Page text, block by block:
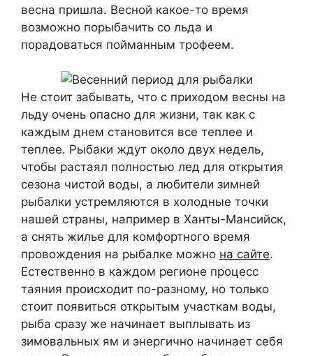
весна пришла. Весной какое-то время
возможно порыбачить со льда и
порадоваться пойманным трофеем.
Не стоит забывать, что с приходом весны на
льду очень опасно для жизни, так как с
каждым днем становится все теплее и
теплее. Рыбаки ждут около двух недель,
чтобы растаял полностью лед для открытия
сезона чистой воды, а любители зимней
рыбалки устремляются в холодные точки
нашей страны, например в Ханты-Мансийск,
а снять жилье для комфортного время
провождения на рыбалке можно на сайте.
Естественно в каждом регионе процесс
таяния происходит по-разному, но только
стоит появиться открытым участкам воды,
рыба сразу же начинает выплывать из
зимовальных ям и энергично начинает себя